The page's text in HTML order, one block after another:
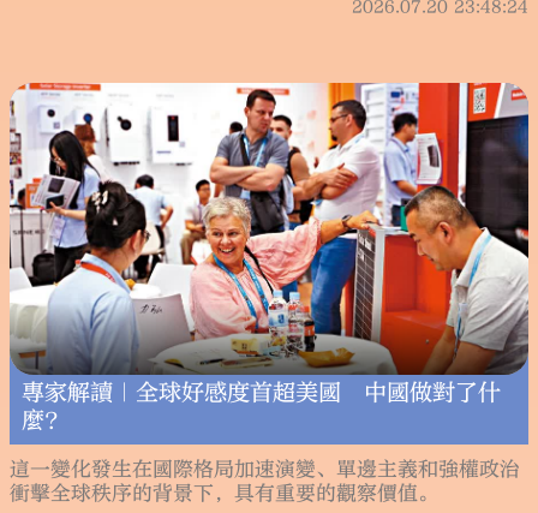
2026.07.20 23:48:24
專家解讀｜全球好感度首超美國 中國做對了什
麼？
這一變化發生在國際格局加速演變、單邊主義和強權政治
衝擊全球秩序的背景下，具有重要的觀察價值。